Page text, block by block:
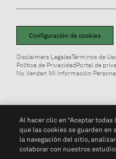
Configuración de cookies
Disclaimers LegalesTérminos de
Política de PrivacidadPortal de
No Vendan Mi Información
Al hacer clic en “Aceptar todas
que las cookies se guarden
la navegación del sitio,
colaborar con nuestros